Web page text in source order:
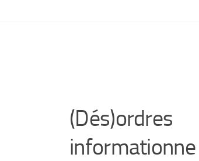
(Dés)ordres
informationne